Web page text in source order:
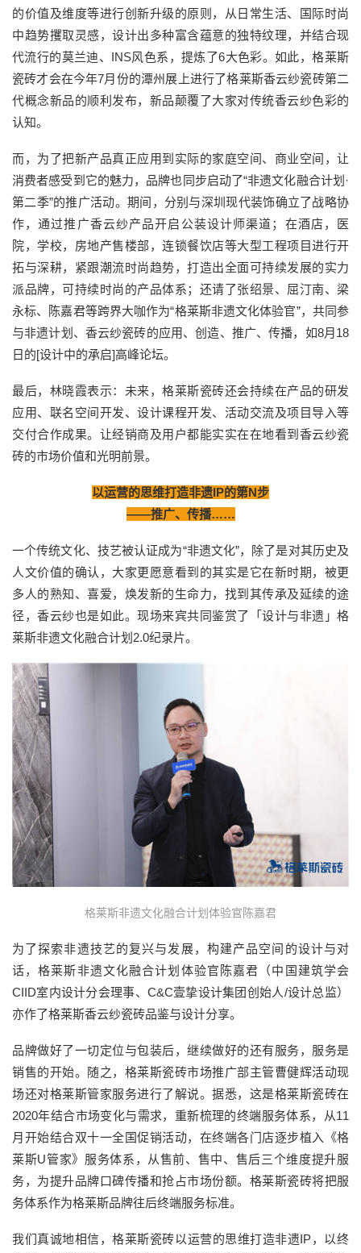
的价值及维度等进行创新升级的原则，从日常生活、国际时尚
中趋势攫取灵感，设计出多种富含蕴意的独特纹理，并结合现
代流行的莫兰迪、INS风色系，提炼了6大色彩。如此，格莱斯
瓷砖才会在今年7月份的潭州展上进行了格莱斯香云纱瓷砖第二
代概念新品的顺利发布，新品颠覆了大家对传统香云纱色彩的
认知。
而，为了把新产品真正应用到实际的家庭空间、商业空间，让
消费者感受到它的魅力，品牌也同步启动了“非遗文化融合计划·
第二季”的推广活动。期间，分别与深圳现代装饰确立了战略协
作，通过推广香云纱产品开启公装设计师渠道；在酒店，医
院，学校，房地产售楼部，连锁餐饮店等大型工程项目进行开
拓与深耕，紧跟潮流时尚趋势，打造出全面可持续发展的实力
派品牌，可持续时尚的产品体系；还请了张绍景、屈汀南、梁
永标、陈嘉君等跨界大咖作为“格莱斯非遗文化体验官”，共同参
与非遗计划、香云纱瓷砖的应用、创造、推广、传播，如8月18
日的[设计中的承启]高峰论坛。
最后，林晓霞表示：未来，格莱斯瓷砖还会持续在产品的研发
应用、联名空间开发、设计课程开发、活动交流及项目导入等
交付合作成果。让经销商及用户都能实实在在地看到香云纱瓷
砖的市场价值和光明前景。
以运营的思维打造非遗IP的第N步
——推广、传播……
一个传统文化、技艺被认证成为“非遗文化”，除了是对其历史及
人文价值的确认，大家更愿意看到的其实是它在新时期，被更
多人的熟知、喜爱，焕发新的生命力，找到其传承及延续的途
径，香云纱也是如此。现场来宾共同鉴赏了「设计与非遗」格
莱斯非遗文化融合计划2.0纪录片。
格莱斯非遗文化融合计划体验官陈嘉君
为了探索非遗技艺的复兴与发展，构建产品空间的设计与对
话，格莱斯非遗文化融合计划体验官陈嘉君（中国建筑学会
CIID室内设计分会理事、C&C壹挚设计集团创始人/设计总监）
亦作了格莱斯香云纱瓷砖品鉴与设计分享。
品牌做好了一切定位与包装后，继续做好的还有服务，服务是
销售的开始。随之，格莱斯瓷砖市场推广部主管曹健辉活动现
场还对格莱斯管家服务进行了解说。据悉，这是格莱斯瓷砖在
2020年结合市场变化与需求，重新梳理的终端服务体系，从11
月开始结合双十一全国促销活动，在终端各门店逐步植入《格
莱斯U管家》服务体系，从售前、售中、售后三个维度提升服
务，为提升品牌口碑传播和抢占市场份额。格莱斯瓷砖将把服
务体系作为格莱斯品牌往后终端服务标准。
我们真诚地相信，格莱斯瓷砖以运营的思维打造非遗IP，以终